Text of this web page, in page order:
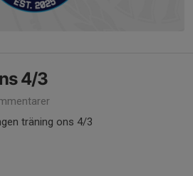
4/3
träning ons 4/3